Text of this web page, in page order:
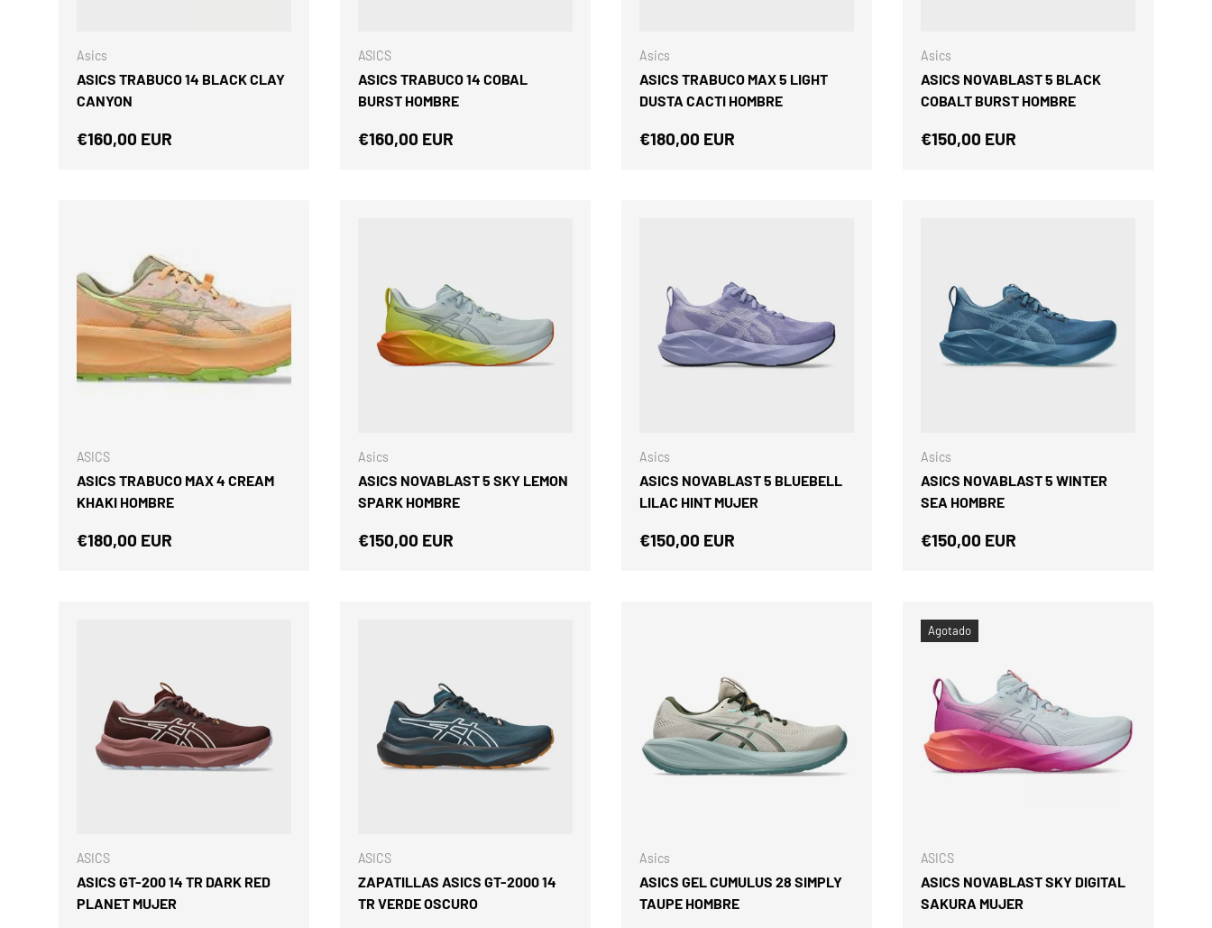
Asics
ASICS TRABUCO 14 BLACK CLAY
CANYON
Precio normal
€160,00 EUR
ASICS
ASICS TRABUCO 14 COBAL
BURST HOMBRE
Precio normal
€160,00 EUR
Asics
ASICS TRABUCO MAX 5 LIGHT
DUSTA CACTI HOMBRE
Precio normal
€180,00 EUR
Asics
ASICS NOVABLAST 5 BLACK
COBALT BURST HOMBRE
Precio normal
€150,00 EUR
ASICS
ASICS TRABUCO MAX 4 CREAM
KHAKI HOMBRE
Precio normal
€180,00 EUR
Asics
ASICS NOVABLAST 5 SKY LEMON
SPARK HOMBRE
Precio normal
€150,00 EUR
Asics
ASICS NOVABLAST 5 BLUEBELL
LILAC HINT MUJER
Precio normal
€150,00 EUR
Asics
ASICS NOVABLAST 5 WINTER
SEA HOMBRE
Precio normal
€150,00 EUR
ASICS
ASICS GT-200 14 TR DARK RED
PLANET MUJER
ASICS
ZAPATILLAS ASICS GT-2000 14
TR VERDE OSCURO
Asics
ASICS GEL CUMULUS 28 SIMPLY
TAUPE HOMBRE
Agotado
ASICS
ASICS NOVABLAST SKY DIGITAL
SAKURA MUJER